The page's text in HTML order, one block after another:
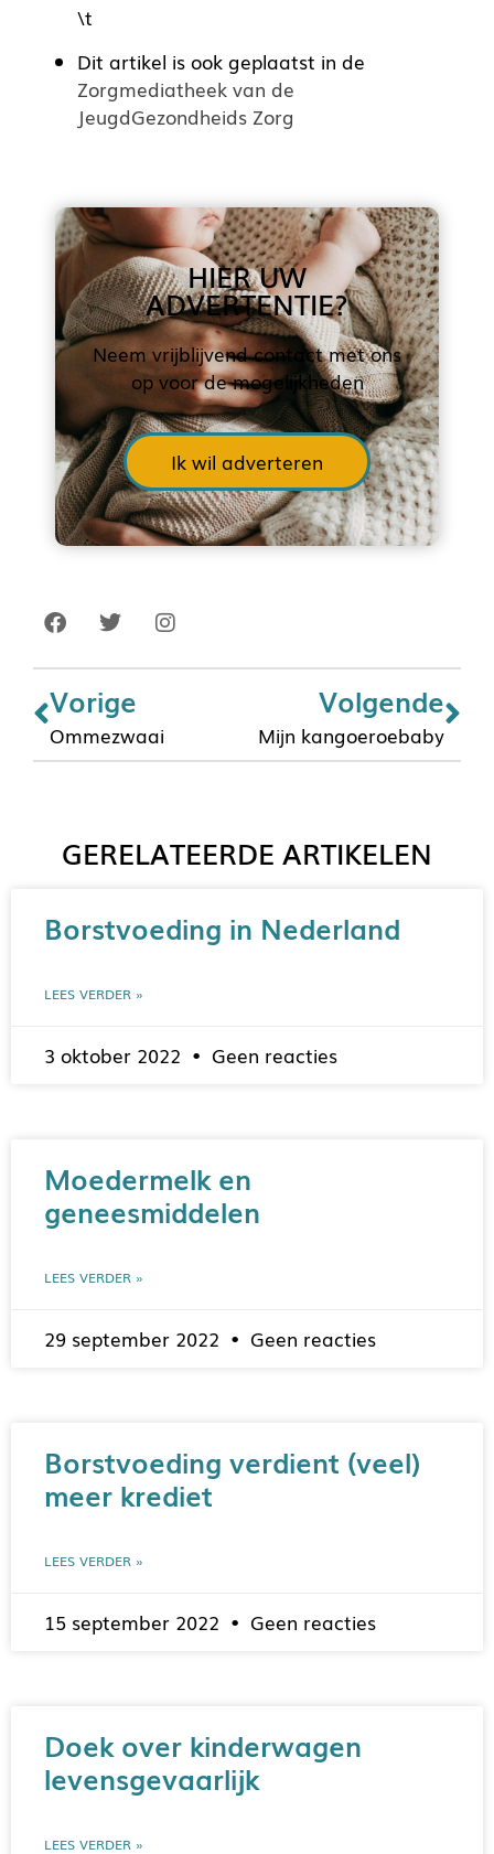
\t
Dit artikel is ook geplaatst in de
Zorgmediatheek van de
JeugdGezondheids Zorg
HIER UW
ADVERTENTIE?
Neem vrijblijvend contact met ons
op voor de mogelijkheden
Ik wil adverteren
Vorige
Ommezwaai
Volgende
Mijn kangoeroebaby
GERELATEERDE ARTIKELEN
Borstvoeding in Nederland
LEES VERDER »
3 oktober 2022 Geen reacties
Moedermelk en
geneesmiddelen
LEES VERDER »
29 september 2022 Geen reacties
Borstvoeding verdient (veel)
meer krediet
LEES VERDER »
15 september 2022 Geen reacties
Doek over kinderwagen
levensgevaarlijk
LEES VERDER »